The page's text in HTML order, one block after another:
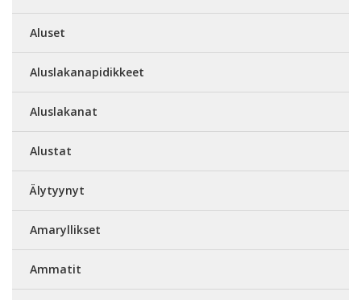
Aluset
Aluslakanapidikkeet
Aluslakanat
Alustat
Älytyynyt
Amaryllikset
Ammatit